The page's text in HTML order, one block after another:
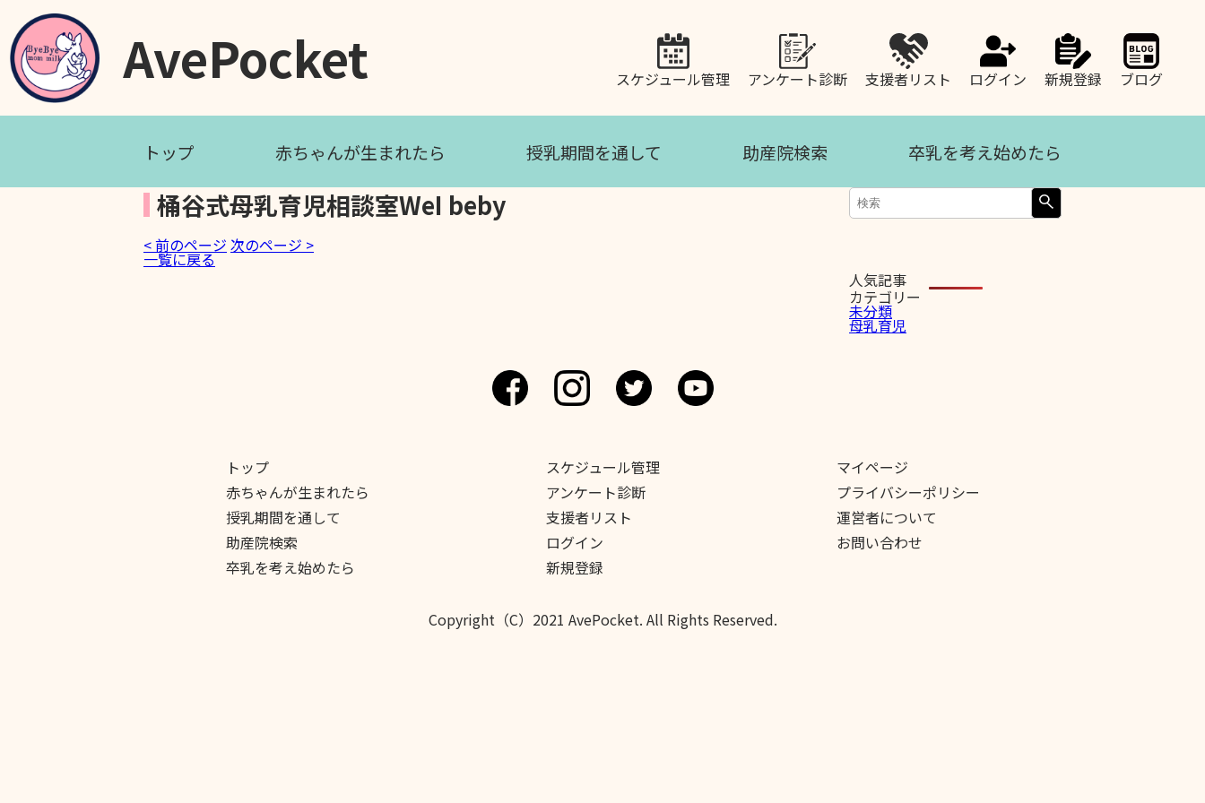
AvePocket スケジュール管理 アンケート診断 支援者リスト ログイン 新規登録 ブログ
トップ 赤ちゃんが生まれたら 授乳期間を通して 助産院検索 卒乳を考え始めたら
桶谷式母乳育児相談室WeI beby
< 前のページ 次のページ >
一覧に戻る
人気記事
カテゴリー
未分類
母乳育児
トップ
赤ちゃんが生まれたら
授乳期間を通して
助産院検索
卒乳を考え始めたら
スケジュール管理
アンケート診断
支援者リスト
ログイン
新規登録
マイページ
プライバシーポリシー
運営者について
お問い合わせ
Copyright（C）2021 AvePocket. All Rights Reserved.